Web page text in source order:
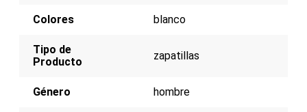
Colores blanco
Tipo de
Producto
zapatillas
Género hombre